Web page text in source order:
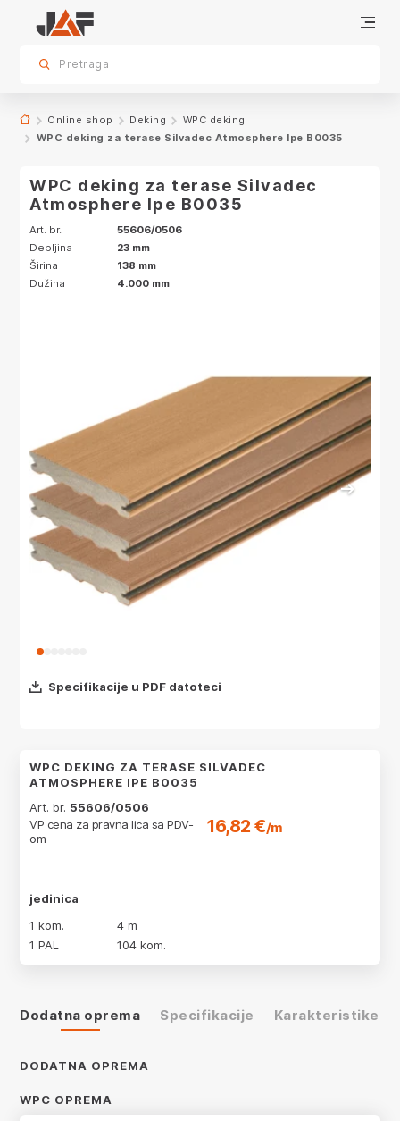
sr.skip-to.main-content
sr.skip-to.table-of-contents
sr.skip-to.main-navigation
Dodatna oprema
Specifikacije
Karakteristike
Pretraga
Online shop Deking
WPC deking
WPC deking za terase Silvadec Atmosphere Ipe B0035
WPC deking za terase Silvadec
Atmosphere Ipe B0035
Art. br.
55606/0506
Debljina
23 mm
Širina
138 mm
Dužina
4.000 mm
Specifikacije u PDF datoteci
WPC DEKING ZA TERASE SILVADEC
ATMOSPHERE IPE B0035
Art. br. 55606/0506
VP cena za pravna lica sa PDV-
om
16,82 €/m
jedinica
1 kom.
4 m
1 PAL
104 kom.
Dodatna oprema Specifikacije Karakteristike
DODATNA OPREMA
WPC OPREMA